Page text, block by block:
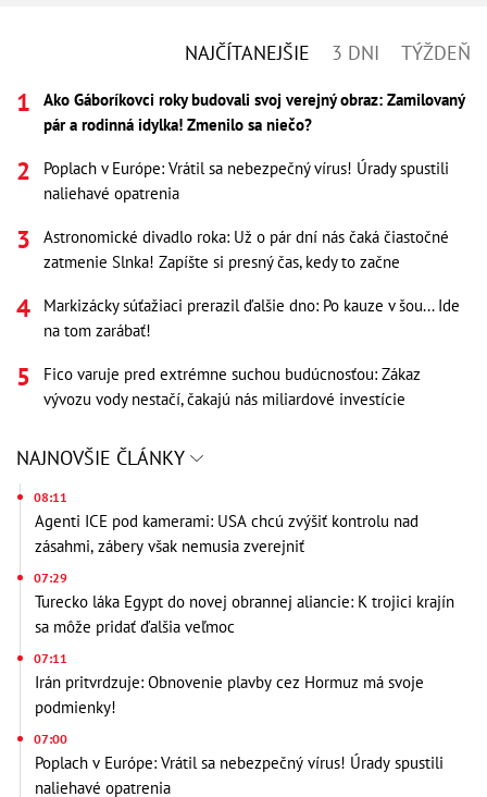
NAJČÍTANEJŠIE 3 DNI TÝŽDEŇ
Ako Gáboríkovci roky budovali svoj verejný obraz: Zamilovaný
pár a rodinná idylka! Zmenilo sa niečo?
Poplach v Európe: Vrátil sa nebezpečný vírus! Úrady spustili
naliehavé opatrenia
Astronomické divadlo roka: Už o pár dní nás čaká čiastočné
zatmenie Slnka! Zapíšte si presný čas, kedy to začne
Markizácky súťažiaci prerazil ďalšie dno: Po kauze v šou... Ide
na tom zarábať!
Fico varuje pred extrémne suchou budúcnosťou: Zákaz
vývozu vody nestačí, čakajú nás miliardové investície
NAJNOVŠIE ČLÁNKY
08:11
Agenti ICE pod kamerami: USA chcú zvýšiť kontrolu nad
zásahmi, zábery však nemusia zverejniť
07:29
Turecko láka Egypt do novej obrannej aliancie: K trojici krajín
sa môže pridať ďalšia veľmoc
07:11
Irán pritvrdzuje: Obnovenie plavby cez Hormuz má svoje
podmienky!
07:00
Poplach v Európe: Vrátil sa nebezpečný vírus! Úrady spustili
naliehavé opatrenia